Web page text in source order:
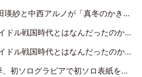
のかき氷」騒動で火花散らす！ 因縁の裏にあるのは、逆境をともに“凌”ぐ似た者同士の絆
私立恵比寿中学・真山りか×安本彩花「TIFで10年ぶりのキョンシーメイクをしたら、場を完全に引かせてしまって。時代が変わったんだなって」
ぱ組.inc・古川未鈴×相沢梨紗「『ハロプロやりたかったな』って言ったら、夢眠ねむさんに『てめえはでんぱ組．incなんだよ！』って肩パンされて(笑)」
を飾る！ 初めて見せる表情や、声優を志したきっかけなどを語った必読のインタビューを掲載